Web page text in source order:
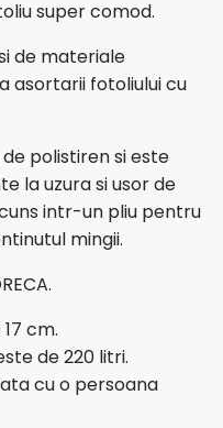
super comod.
de materiale
asortarii fotoliului cu
polistiren si este
la uzura si usor de
intr-un pliu pentru
mingii.
cm.
de 220 litri.
cu o persoana